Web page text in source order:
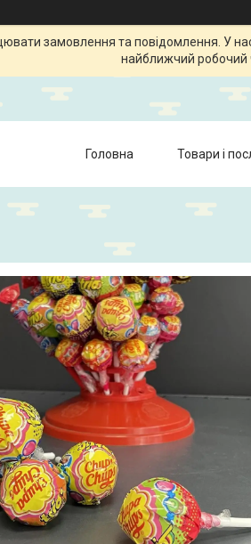
замовлення та повідомлення. У
найближчий робочий
Головна Товари і